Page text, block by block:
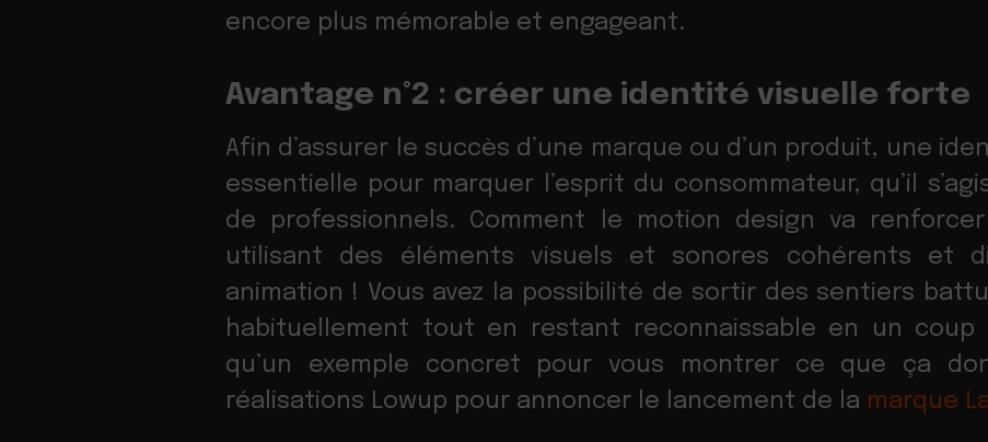
encore plus mémorable et engageant.
Avantage n°2 : créer une identité visuelle forte
Afin d’assurer le succès d’une marque ou d’un produit, une
essentielle pour marquer l’esprit du consommateur, qu’il
de professionnels. Comment le motion design va
utilisant des éléments visuels et sonores cohérents et
animation ! Vous avez la possibilité de sortir des sentiers
habituellement tout en restant reconnaissable en un coup
qu’un exemple concret pour vous montrer ce que ça
réalisations Lowup pour annoncer le lancement de la marque